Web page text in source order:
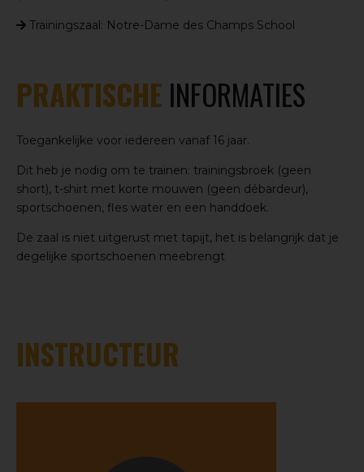
Trainingszaal: Notre-Dame des Champs School
PRAKTISCHE INFORMATIES
Toegankelijke voor iedereen vanaf 16 jaar.
Dit heb je nodig om te trainen: trainingsbroek (geen
short), t-shirt met korte mouwen (geen débardeur),
sportschoenen, fles water en een handdoek.
De zaal is niet uitgerust met tapijt, het is belangrijk dat je
degelijke sportschoenen meebrengt
INSTRUCTEUR